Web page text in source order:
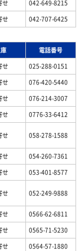
せ
042-649-8215
せ 042-707-6425
電話番号
せ
025-288-0151
せ
076-420-5440
せ
076-214-3007
せ 0776-33-6412
せ 058-278-1588
せ
054-260-7361
せ 053-401-8577
せ 052-249-9888
せ
0566-62-6811
せ
0565-71-5230
せ
0564-57-1880